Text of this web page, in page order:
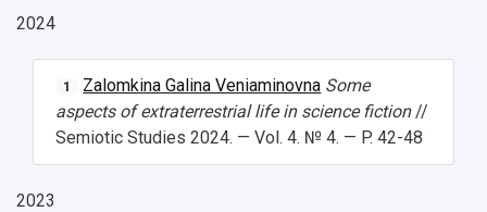
International Schools
Open Doors Scholarship
Shopping
Your Budget
Weather
2024
1 Zalomkina Galina Veniaminovna Some
aspects of extraterrestrial life in science fiction//
Semiotic Studies 2024. — Vol. 4. № 4. — P. 42-48
2023